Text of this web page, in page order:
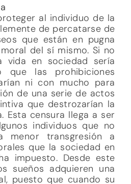
al individuo de la
de percatarse de
que están en pugna
del sí mismo. Si no
vida en sociedad sería
que las prohibiciones
ni con mucho para
de una serie de actos
que destrozarían la
Esta censura llega a ser
individuos que no
transgresión a
que la sociedad en
impuesto. Desde este
sueños adquieren una
puesto que cuando su